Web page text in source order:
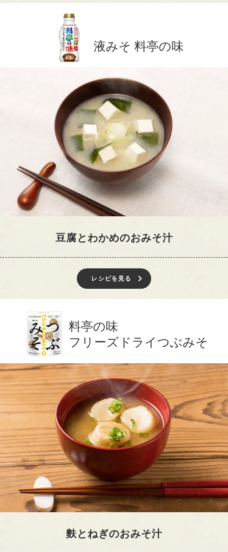
液みそ 料亭の味
豆腐とわかめのおみそ汁
レシピを見る
料亭の味
フリーズドライつぶみそ
麩とねぎのおみそ汁